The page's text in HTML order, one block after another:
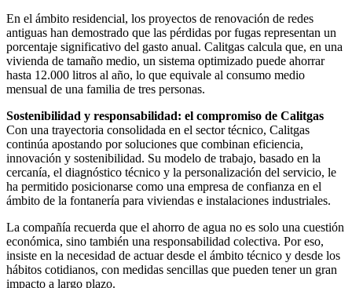
En el ámbito residencial, los proyectos de renovación de redes
antiguas han demostrado que las pérdidas por fugas representan un
porcentaje significativo del gasto anual. Calitgas calcula que, en una
vivienda de tamaño medio, un sistema optimizado puede ahorrar
hasta 12.000 litros al año, lo que equivale al consumo medio
mensual de una familia de tres personas.
Sostenibilidad y responsabilidad: el compromiso de Calitgas
Con una trayectoria consolidada en el sector técnico, Calitgas
continúa apostando por soluciones que combinan eficiencia,
innovación y sostenibilidad. Su modelo de trabajo, basado en la
cercanía, el diagnóstico técnico y la personalización del servicio, le
ha permitido posicionarse como una empresa de confianza en el
ámbito de la fontanería para viviendas e instalaciones industriales.
La compañía recuerda que el ahorro de agua no es solo una cuestión
económica, sino también una responsabilidad colectiva. Por eso,
insiste en la necesidad de actuar desde el ámbito técnico y desde los
hábitos cotidianos, con medidas sencillas que pueden tener un gran
impacto a largo plazo.